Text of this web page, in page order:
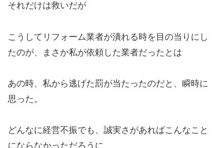
それだけは救いだが
こうしてリフォーム業者が潰れる時を目の当りにし
たのが、まさか私が依頼した業者だったとは
あの時、私から逃げた罰が当たったのだと、瞬時に
思った。
どんなに経営不振でも、誠実さがあればこんなこと
にならなかっただろうに